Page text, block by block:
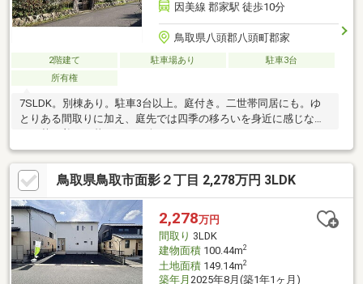
因美線 郡家駅 徒歩10分
鳥取県八頭郡八頭町郡家
2階建て 駐車場あり
駐車3台
所有権
7SLDK。別棟あり。駐車3台以上。庭付き。二世帯同居にも。ゆ
とりある間取りに加え、庭先では四季の移ろいを身近に感じなが
鳥取県鳥取市面影２丁目 2,278万円 3LDK
2,278万円
間取り 3LDK
建物面積100.44m2
土地面積149.14m2
築年月 2025年8月(築1年1ヶ月)